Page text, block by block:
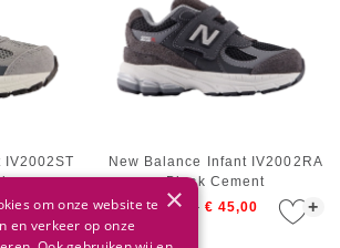
+ +
New Balance Infant IV2002RA
Black Cement
€ 75,00 € 45,00
×
om onze website te
en verkeer op onze